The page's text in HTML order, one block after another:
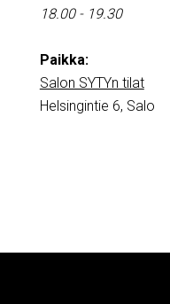
18.00 - 19.30
Paikka:
Salon SYTYn tilat
Helsingintie 6, Salo